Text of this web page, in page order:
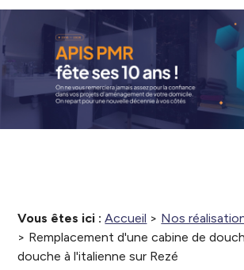
Vous êtes ici :Accueil > Nos
> Remplacement d'une cabine de
douche à l'italienne sur Rezé